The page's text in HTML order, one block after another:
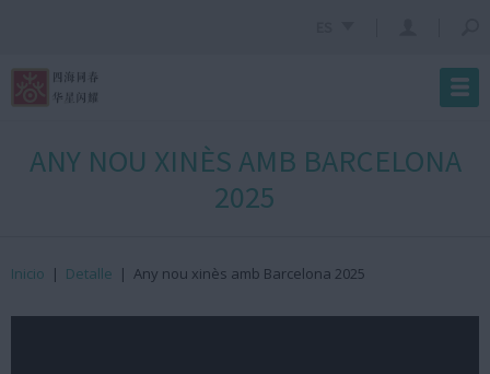
ANY NOU XINÈS AMB BARCELONA
2025
Inicio | Detalle | Any nou xinès amb Barcelona 2025